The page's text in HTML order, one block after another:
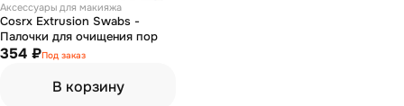
Аксессуары для макияжа
Cosrx Extrusion Swabs -
Палочки для очищения пор
354 ₽Под заказ
В корзину